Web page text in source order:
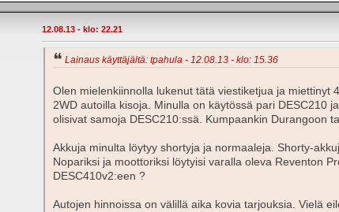
12.08.13 - klo: 22.21
Lainaus käyttäjältä: tpahula - 12.08.13 - klo: 15.36
Olen mielenkiinnolla lukenut tätä viestiketjua ja miettinyt
2WD autoilla kisoja. Minulla on käytössä pari DESC210
olisivat samoja DESC210:ssä. Kumpaankin Durangoon
Akkuja minulta löytyy shortyja ja normaaleja. Shorty-
Nopariksi ja moottoriksi löytyisi varalla oleva Reventon
DESC410v2:een ?
Autojen hinnoissa on välillä aika kovia tarjouksia. Vielä